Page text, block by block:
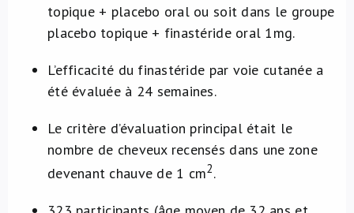
topique + placebo oral ou soit dans le groupe
placebo topique + finastéride oral 1mg.
L’efficacité du finastéride par voie cutanée a
été évaluée à 24 semaines.
Le critère d’évaluation principal était le
nombre de cheveux recensés dans une zone
devenant chauve de 1 cm2.